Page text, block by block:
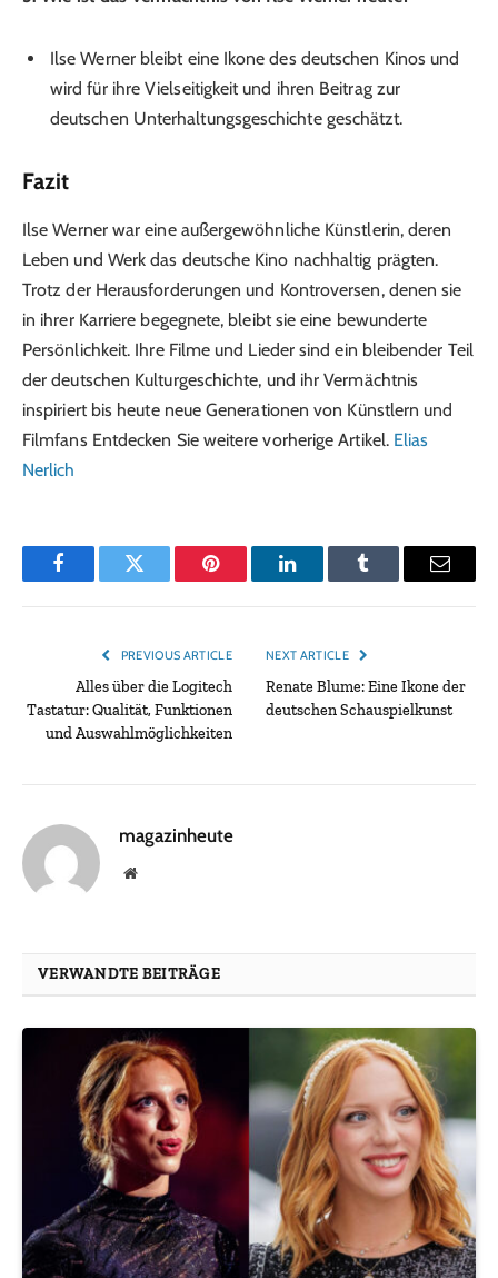
Ilse Werner bleibt eine Ikone des deutschen Kinos und
wird für ihre Vielseitigkeit und ihren Beitrag zur
deutschen Unterhaltungsgeschichte geschätzt.
Fazit
Ilse Werner war eine außergewöhnliche Künstlerin, deren
Leben und Werk das deutsche Kino nachhaltig prägten.
Trotz der Herausforderungen und Kontroversen, denen sie
in ihrer Karriere begegnete, bleibt sie eine bewunderte
Persönlichkeit. Ihre Filme und Lieder sind ein bleibender Teil
der deutschen Kulturgeschichte, und ihr Vermächtnis
inspiriert bis heute neue Generationen von Künstlern und
Filmfans Entdecken Sie weitere vorherige Artikel. Elias
Nerlich
FacebookTwitter Pinterest LinkedInTumblr Email
PREVIOUS ARTICLE
Alles über die Logitech
Tastatur: Qualität, Funktionen
und Auswahlmöglichkeiten
NEXT ARTICLE
Renate Blume: Eine Ikone der
deutschen Schauspielkunst
magazinheute
Website
VERWANDTE BEITRÄGE